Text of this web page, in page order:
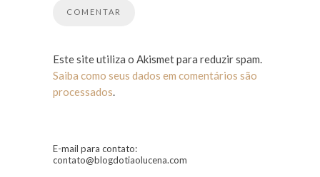
Este site utiliza o Akismet para reduzir spam.
Saiba como seus dados em comentários são
processados.
E-mail para contato:
contato@blogdotiaolucena.com